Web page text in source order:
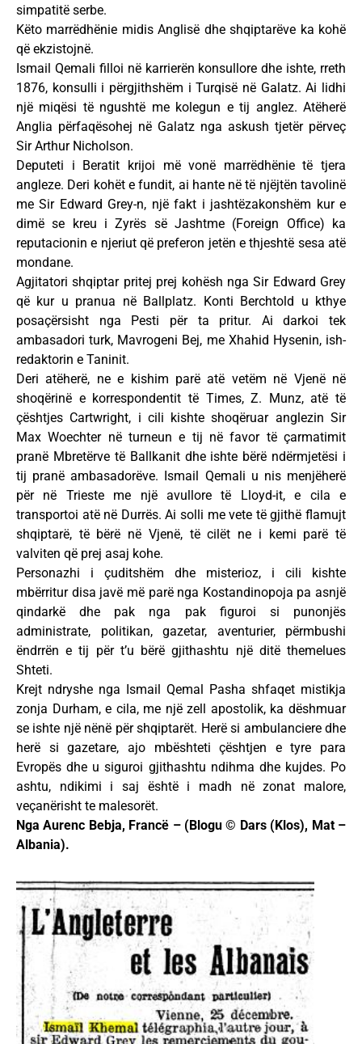
simpatitë serbe.
Këto marrëdhënie midis Anglisë dhe shqiptarëve ka kohë
që ekzistojnë.
Ismail Qemali filloi në karrierën konsullore dhe ishte, rreth
1876, konsulli i përgjithshëm i Turqisë në Galatz. Ai lidhi
një miqësi të ngushtë me kolegun e tij anglez. Atëherë
Anglia përfaqësohej në Galatz nga askush tjetër përveç
Sir Arthur Nicholson.
Deputeti i Beratit krijoi më vonë marrëdhënie të tjera
angleze. Deri kohët e fundit, ai hante në të njëjtën tavolinë
me Sir Edward Grey-n, një fakt i jashtëzakonshëm kur e
dimë se kreu i Zyrës së Jashtme (Foreign Office) ka
reputacionin e njeriut që preferon jetën e thjeshtë sesa atë
mondane.
Agjitatori shqiptar pritej prej kohësh nga Sir Edward Grey
që kur u pranua në Ballplatz. Konti Berchtold u kthye
posaçërsisht nga Pesti për ta pritur. Ai darkoi tek
ambasadori turk, Mavrogeni Bej, me Xhahid Hysenin, ish-
redaktorin e Taninit.
Deri atëherë, ne e kishim parë atë vetëm në Vjenë në
shoqërinë e korrespondentit të Times, Z. Munz, atë të
çështjes Cartwright, i cili kishte shoqëruar anglezin Sir
Max Woechter në turneun e tij në favor të çarmatimit
pranë Mbretërve të Ballkanit dhe ishte bërë ndërmjetësi i
tij pranë ambasadorëve. Ismail Qemali u nis menjëherë
për në Trieste me një avullore të Lloyd-it, e cila e
transportoi atë në Durrës. Ai solli me vete të gjithë flamujt
shqiptarë, të bërë në Vjenë, të cilët ne i kemi parë të
valviten që prej asaj kohe.
Personazhi i çuditshëm dhe misterioz, i cili kishte
mbërritur disa javë më parë nga Kostandinopoja pa asnjë
qindarkë dhe pak nga pak figuroi si punonjës
administrate, politikan, gazetar, aventurier, përmbushi
ëndrrën e tij për t’u bërë gjithashtu një ditë themelues
Shteti.
Krejt ndryshe nga Ismail Qemal Pasha shfaqet mistikja
zonja Durham, e cila, me një zell apostolik, ka dëshmuar
se ishte një nënë për shqiptarët. Herë si ambulanciere dhe
herë si gazetare, ajo mbështeti çështjen e tyre para
Evropës dhe u siguroi gjithashtu ndihma dhe kujdes. Po
ashtu, ndikimi i saj është i madh në zonat malore,
veçanërisht te malesorët.
Nga Aurenc Bebja, Francë – (Blogu © Dars (Klos), Mat –
Albania).